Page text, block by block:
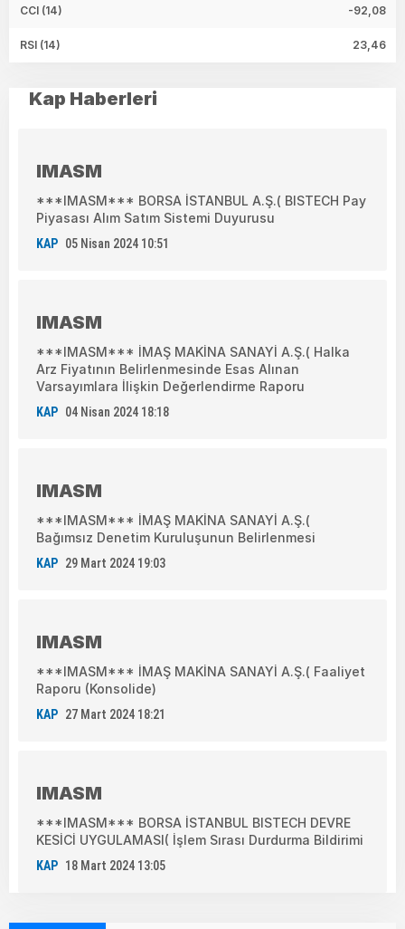
CCI (14) -92,08
RSI (14) 23,46
Kap Haberleri
IMASM
***IMASM*** BORSA İSTANBUL A.Ş.( BISTECH Pay
Piyasası Alım Satım Sistemi Duyurusu
KAP 05 Nisan 2024 10:51
IMASM
***IMASM*** İMAŞ MAKİNA SANAYİ A.Ş.( Halka
Arz Fiyatının Belirlenmesinde Esas Alınan
Varsayımlara İlişkin Değerlendirme Raporu
KAP 04 Nisan 2024 18:18
IMASM
***IMASM*** İMAŞ MAKİNA SANAYİ A.Ş.(
Bağımsız Denetim Kuruluşunun Belirlenmesi
KAP 29 Mart 2024 19:03
IMASM
***IMASM*** İMAŞ MAKİNA SANAYİ A.Ş.( Faaliyet
Raporu (Konsolide)
KAP 27 Mart 2024 18:21
IMASM
***IMASM*** BORSA İSTANBUL BISTECH DEVRE
KESİCİ UYGULAMASI( İşlem Sırası Durdurma Bildirimi
KAP 18 Mart 2024 13:05